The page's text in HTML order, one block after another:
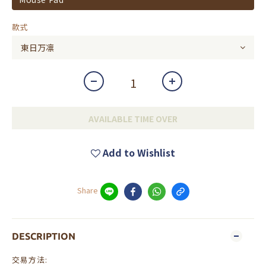
款式
AVAILABLE TIME OVER
Add to Wishlist
Share
DESCRIPTION
交易方法: